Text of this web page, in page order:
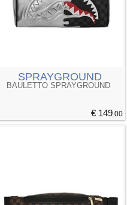
SPRAYGROUND
BAULETTO SPRAYGROUND
€ 149.00